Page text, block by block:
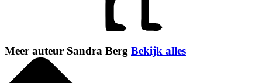
Meer auteur Sandra Berg Bekijk alles